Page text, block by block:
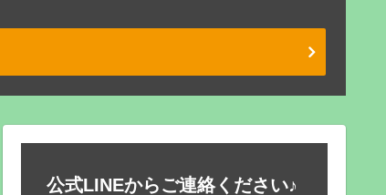
公式LINEからご連絡ください♪